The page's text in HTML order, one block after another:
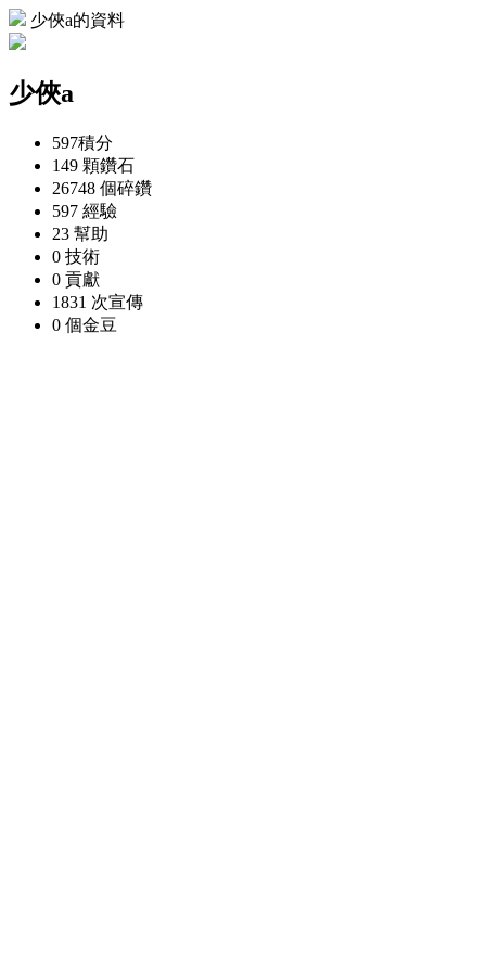
少俠a的資料
少俠a
597積分
149 顆鑽石
26748 個碎鑽
597 經驗
23 幫助
0 技術
0 貢獻
1831 次宣傳
0 個金豆